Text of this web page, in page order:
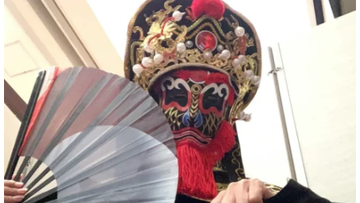
#イリュージョン
#和歌山県
#白浜町
#変面ショー
#イベント
#宴会
#余興
2 X
さらに読み込む